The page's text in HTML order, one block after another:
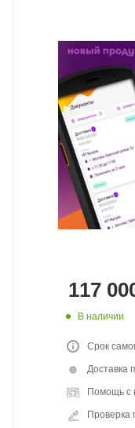
117
В наличии
Срок
Доставка
Помощь с
Проверка